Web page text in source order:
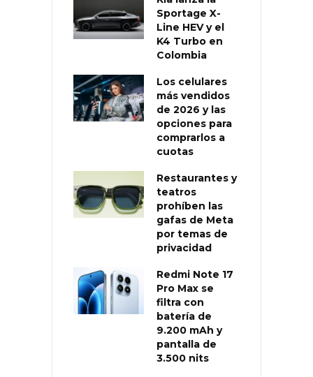
Sportage X-
Line HEV y el
K4 Turbo en
Colombia
Los celulares
más vendidos
de 2026 y las
opciones para
comprarlos a
cuotas
Restaurantes y
teatros
prohíben las
gafas de Meta
por temas de
privacidad
Redmi Note 17
Pro Max se
filtra con
batería de
9.200 mAh y
pantalla de
3.500 nits